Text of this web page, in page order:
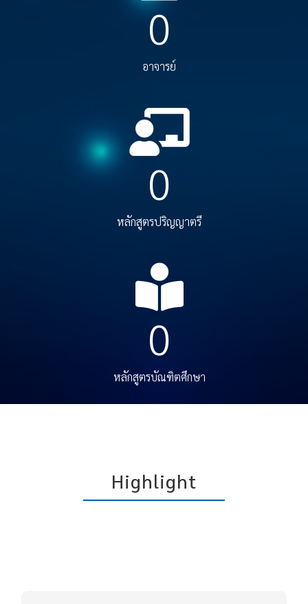
0
อาจารย์
0
หลักสูตรปริญญาตรี
0
หลักสูตรบัณฑิตศึกษา
Highlight